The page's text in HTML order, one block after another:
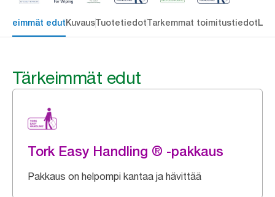
edutKuvausTuotetiedotTarkemmat toimitustiedot
Tärkeimmät edut
Tork Easy Handling ® -pakkaus
Pakkaus on helpompi kantaa ja hävittää